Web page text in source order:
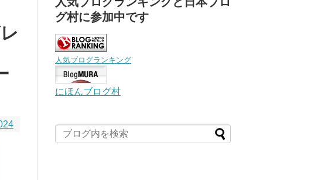
グ村に参加中です
人気ブログランキング
にほんブログ村